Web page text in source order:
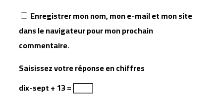
Enregistrer mon nom, mon e-mail et mon site
dans le navigateur pour mon prochain
commentaire.
Saisissez votre réponse en chiffres
dix-sept + 13 =